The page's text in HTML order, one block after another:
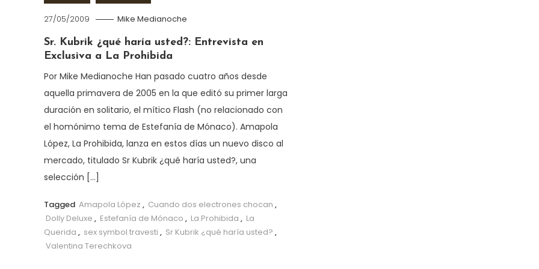
27/05/2009 Mike Medianoche
Sr. Kubrik ¿qué haría usted?: Entrevista en
Exclusiva a La Prohibida
Por Mike Medianoche Han pasado cuatro años desde
aquella primavera de 2005 en la que editó su primer larga
duración en solitario, el mítico Flash (no relacionado con
el homónimo tema de Estefanía de Mónaco). Amapola
López, La Prohibida, lanza en estos días un nuevo disco al
mercado, titulado Sr Kubrik ¿qué haría usted?, una
selección […]
Tagged Amapola López , Cuando dos electrones chocan ,
Dolly Deluxe , Estefanía de Mónaco , La Prohibida , La
Querida , sex symbol travesti , Sr Kubrik ¿qué haría usted? ,
Valentina Terechkova